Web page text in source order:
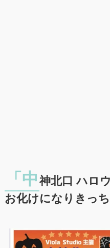
「中 神北口 ハロ
お化けになりきっ